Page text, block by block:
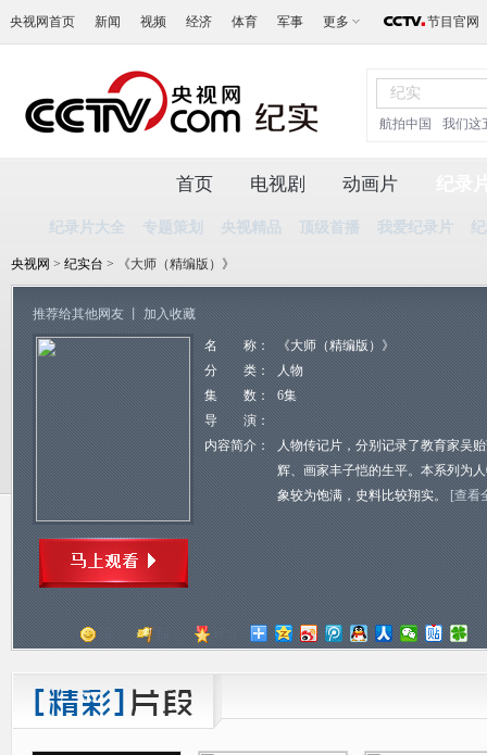
央视网首页 新闻 视频 经济 体育 军事 更多 节目官网
航拍中国 我们这
首页 电视剧 动画片
纪录片大全 专题策划 央视精品 顶级首播 我爱纪录片
央视网 > 纪实台 > 《大师（精编版）》
推荐给其他网友 加入收藏
名 称：
《大师（精编版）》
分 类：
人物
集 数：
6集
导 演：
内容简介：
人物传记片，分别记录了教育家吴
辉、画家丰子恺的生平。本系列为
象较为饱满，史料比较翔实。
[查看